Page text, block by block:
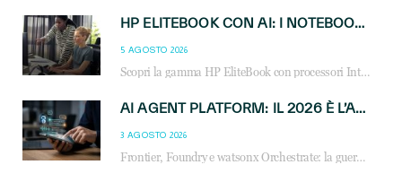
HP ELITEBOOK CON AI: I NOTEBOOK BUSINESS INTELLIGENTI CHE TRASFORMANO PRODUTTIVITÀ, SICUREZZA E LAVORO IBRIDO
5 AGOSTO 2026
Scopri la gamma HP EliteBook con processori Intel® Core™ Ultra e AMD Ryzen™ AI. Notebook business progettati per aumentare la produttività, migliorare la collaborazione e garantire sicurezza avanzata in ufficio e in mobilità.
AI AGENT PLATFORM: IL 2026 È L’ANNO DEL «SISTEMA OPERATIVO» PER GLI AGENTI AZIENDALI
3 AGOSTO 2026
Frontier, Foundry e watsonx Orchestrate: la guerra delle piattaforme AI agent ridisegna il mercato IT. Cosa cambia per reseller, MSP e system integrator.